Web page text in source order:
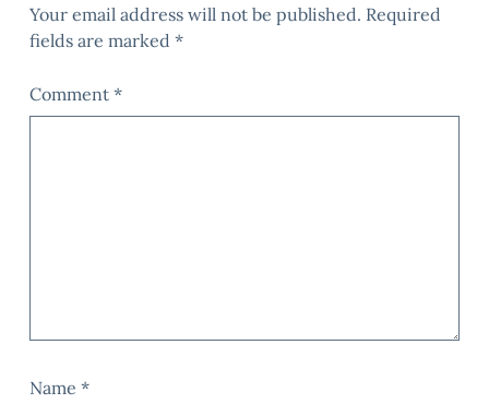
Your email address will not be published. Required
fields are marked *
Comment *
Name *